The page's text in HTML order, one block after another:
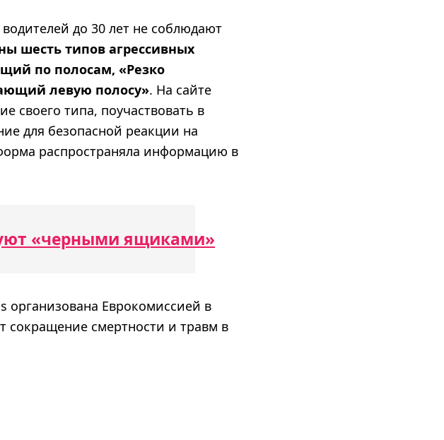
до 30 лет не соблюдают
шесть типов агрессивных
по полосам, «Резко
левую полосу». На сайте
своего типа, поучаствовать в
для безопасной реакции на
распространяла информацию в
«черными ящиками»
организована Еврокомиссией в
сокращение смертности и травм в